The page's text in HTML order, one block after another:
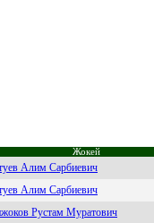
Жокей
Aлим Саpбиeвич
Алим Сaрбиевич
Руcтaм Мурaтович